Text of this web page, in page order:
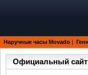
Наручные часы Movado |
Официальный сайт